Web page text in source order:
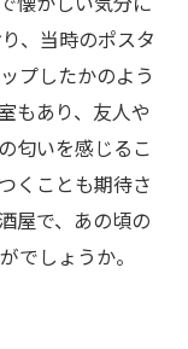
、当時のポスタ
プしたかのよう
もあり、友人や
匂いを感じるこ
くことも期待さ
屋で、あの頃の
でしょうか。